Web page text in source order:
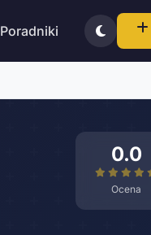
Poradniki
0.0
Ocena